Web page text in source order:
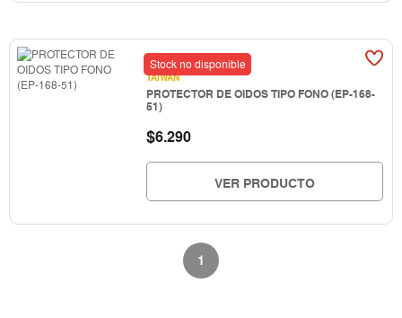
Stock no disponible
TAIWAN
PROTECTOR DE OIDOS TIPO FONO (EP-168-
51)
$6.290
VER PRODUCTO
1